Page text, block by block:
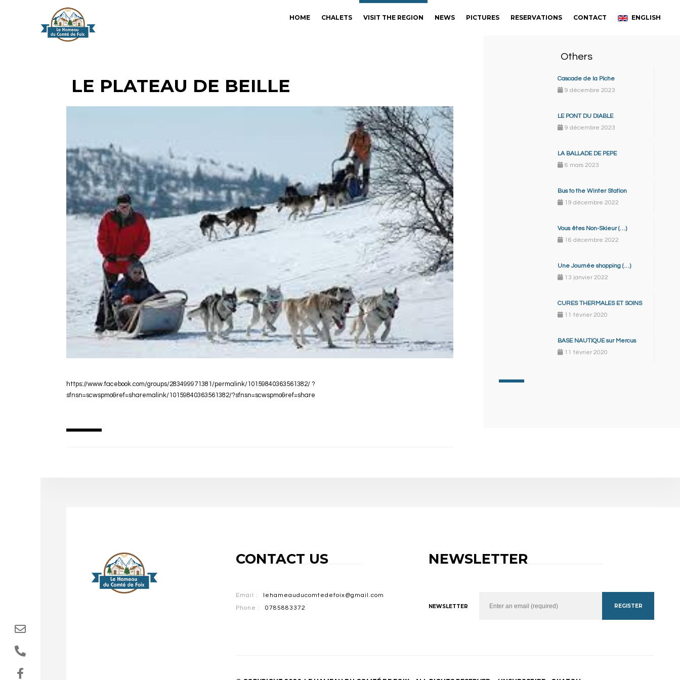
HOME CHALETS VISIT THE REGION NEWS PICTURES RESERVATIONS CONTACT ENGLISH
LE PLATEAU DE BEILLE
https://www.facebook.com/groups/283499971381/permalink/10159840363561382/ ?
sfnsn=scwspmo&ref=sharemalink/10159840363561382/?sfnsn=scwspmo&ref=share
Others
Cascade de la Piche
9 décembre 2023
LE PONT DU DIABLE
9 décembre 2023
LA BALLADE DE PEPE
6 mars 2023
Bus to the Winter Station
19 décembre 2022
Vous êtes Non-Skieur (…)
16 décembre 2022
Une Journée shopping (…)
13 janvier 2022
CURES THERMALES ET SOINS
11 février 2020
BASE NAUTIQUE sur Mercus
11 février 2020
CONTACT US
Email :
lehameauducomtedefoix@gmail.com
Phone :
0785883372
NEWSLETTER
NEWSLETTER REGISTER